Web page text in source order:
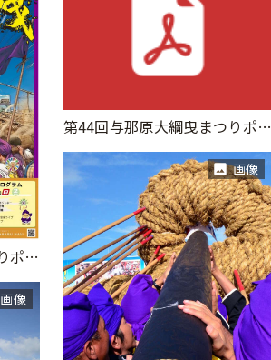
第44回与那原大綱曳まつりポスター
第44回与那原大綱曳まつりポスター
画像
画像